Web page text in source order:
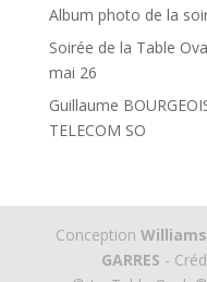
Album photo de la
Soirée de la Table
mai 26
Guillaume
TELECOM SO
Conception
GARRES -